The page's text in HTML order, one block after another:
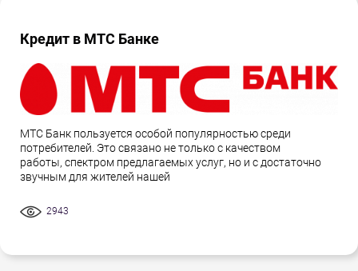
Кредит в МТС Банке
МТС Банк пользуется особой популярностью среди
потребителей. Это связано не только с качеством
работы, спектром предлагаемых услуг, но и с достаточно
звучным для жителей нашей
2943